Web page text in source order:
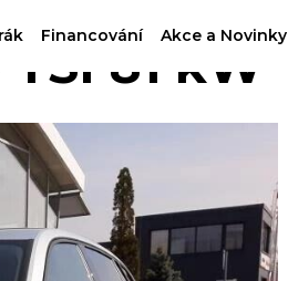
Financování Akce a Novinky
81 kW